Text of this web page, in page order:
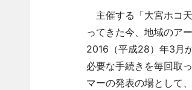
主催する「大宮ホコ
ってきた今、地域のア
2016（平成28）年3月
必要な手続きを毎回取
マーの発表の場として